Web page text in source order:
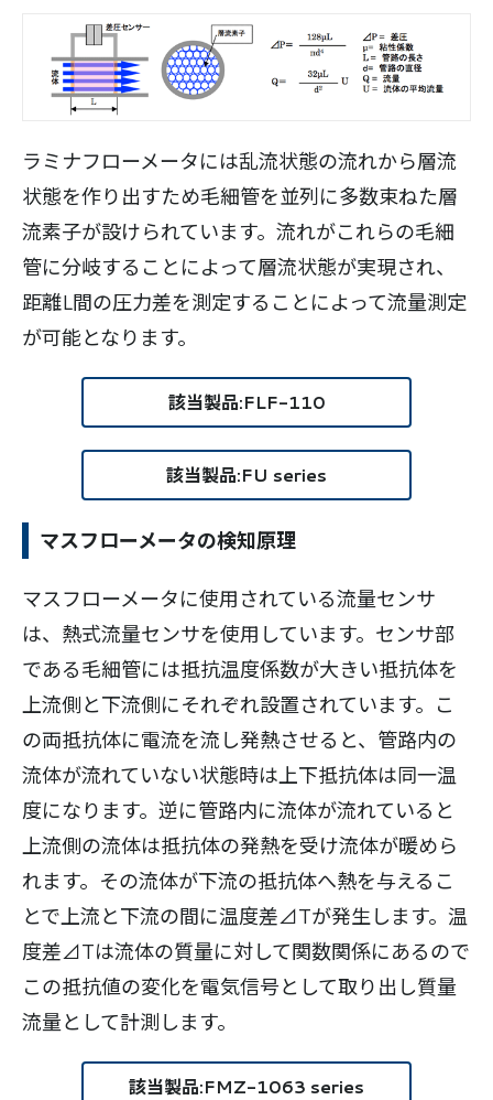
ラミナフローメータには乱流状態の流れから層流
状態を作り出すため毛細管を並列に多数束ねた層
流素子が設けられています。流れがこれらの毛細
管に分岐することによって層流状態が実現され、
距離L間の圧力差を測定することによって流量測定
が可能となります。
該当製品:FLF-110
該当製品:FU series
マスフローメータの検知原理
マスフローメータに使用されている流量センサ
は、熱式流量センサを使用しています。センサ部
である毛細管には抵抗温度係数が大きい抵抗体を
上流側と下流側にそれぞれ設置されています。こ
の両抵抗体に電流を流し発熱させると、管路内の
流体が流れていない状態時は上下抵抗体は同一温
度になります。逆に管路内に流体が流れていると
上流側の流体は抵抗体の発熱を受け流体が暖めら
れます。その流体が下流の抵抗体へ熱を与えるこ
とで上流と下流の間に温度差⊿Tが発生します。温
度差⊿Tは流体の質量に対して関数関係にあるので
この抵抗値の変化を電気信号として取り出し質量
流量として計測します。
該当製品:FMZ-1063 series